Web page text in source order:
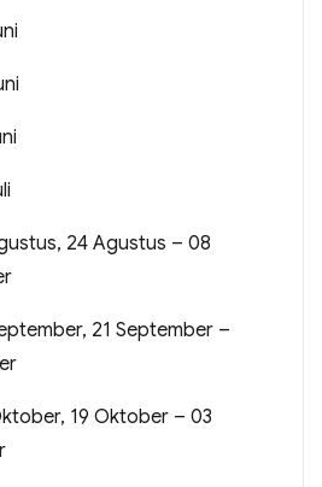
24 Agustus – 08
21 September –
19 Oktober – 03